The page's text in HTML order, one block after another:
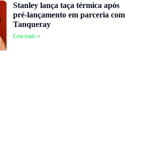
Stanley lança taça térmica após
pré-lançamento em parceria com
Tanqueray
Leia mais »